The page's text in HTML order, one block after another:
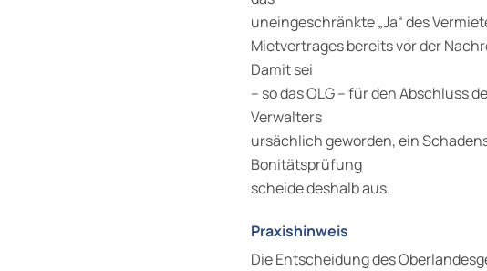
uneingeschränkte „Ja“ des
Mietvertrages bereits vor der
Damit sei
– so das OLG – für den Abschluss
Verwalters
ursächlich geworden, ein
Bonitätsprüfung
scheide deshalb aus.
Praxishinweis
Die Entscheidung des